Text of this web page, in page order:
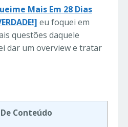
Mais Em 28 Dias
eu foquei em
questões daquele
dar um overview e tratar
Conteúdo